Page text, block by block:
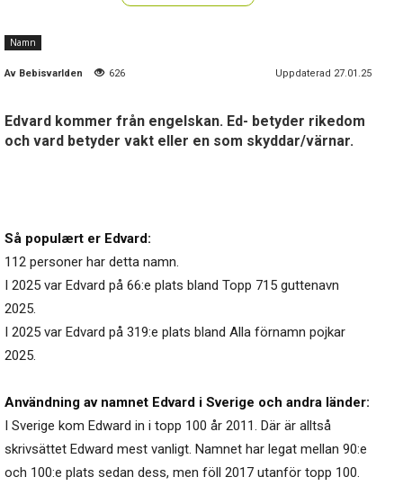
Namn
Av Bebisvarlden 626 Uppdaterad 27.01.25
Edvard kommer från engelskan. Ed- betyder rikedom
och vard betyder vakt eller en som skyddar/värnar.
Så populært er Edvard:
112 personer har detta namn.
I 2025 var Edvard på 66:e plats bland Topp 715 guttenavn
2025.
I 2025 var Edvard på 319:e plats bland Alla förnamn pojkar
2025.
Användning av namnet Edvard i Sverige och andra länder:
I Sverige kom Edward in i topp 100 år 2011. Där är alltså
skrivsättet Edward mest vanligt. Namnet har legat mellan 90:e
och 100:e plats sedan dess, men föll 2017 utanför topp 100.